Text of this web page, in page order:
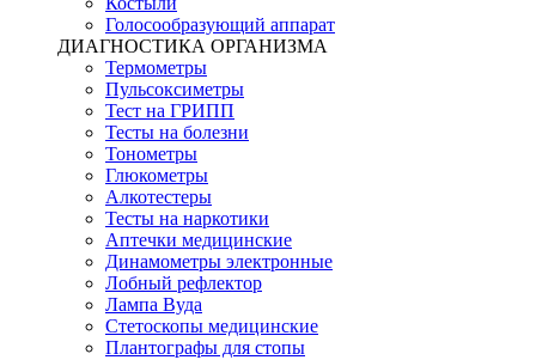
Голосообразующий аппарат
ДИАГНОСТИКА ОРГАНИЗМА
Термометры
Пульсоксиметры
Тест на ГРИПП
Тесты на болезни
Тонометры
Глюкометры
Алкотестеры
Тесты на наркотики
Аптечки медицинские
Динамометры электронные
Лобный рефлектор
Лампа Вуда
Стетоскопы медицинские
Плантографы для стопы